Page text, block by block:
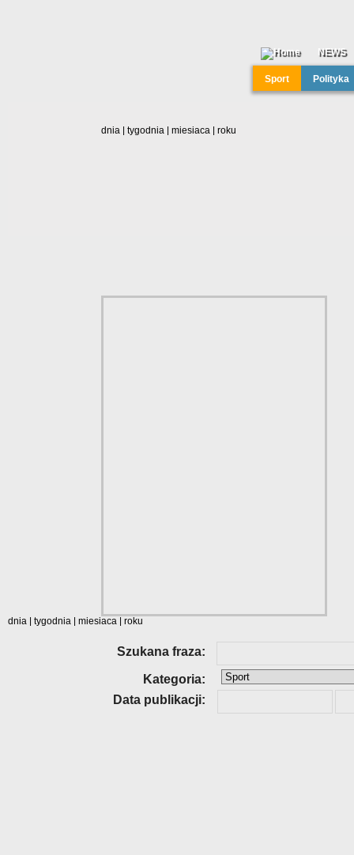
NEWS
Sport Polityka
dnia tygodnia miesiaca roku
dnia tygodnia miesiaca roku
Szukana fraza:
Kategoria:
Data publikacji: